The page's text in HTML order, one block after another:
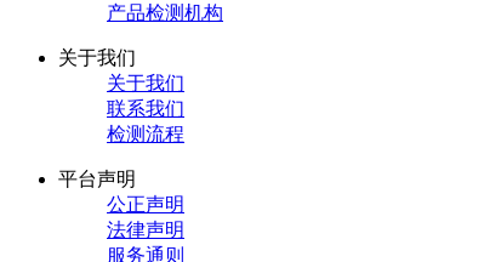
产品检测机构
关于我们
关于我们
联系我们
检测流程
平台声明
公正声明
法律声明
服务通则